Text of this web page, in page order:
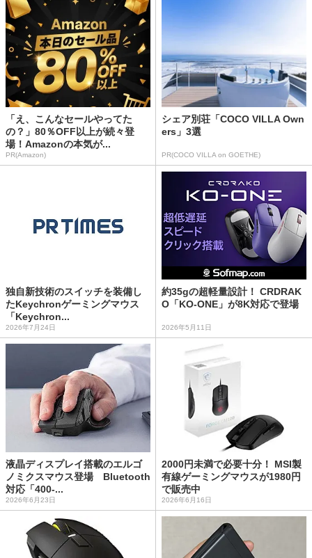
「え、こんなセールやってた
の？」80％OFF以上が続々登
場！Amazonの本気が...
PR(Amazon)
シェア別荘「COCO VILLA Own
ers」3選
PR(COCO VILLA on GOETHE)
独自新技術のスイッチを装備し
たKeychronゲーミングマウス
「Keychron...
2026年7月24日
約35gの超軽量設計！ CRDRAK
O「KO-ONE」が8K対応で登場
2026年5月11日
液晶ディスプレイ搭載のエルゴ
ノミクスマウス登場 Bluetooth
対応「400-...
2026年6月23日
2000円未満で必要十分！ MSI製
有線ゲーミングマウスが1980円
で販売中
2026年6月16日